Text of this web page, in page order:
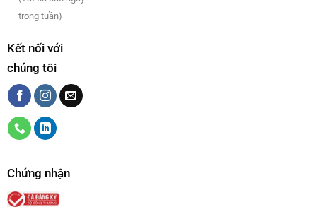
trong tuần)
Kết nối với
chúng tôi
Chứng nhận